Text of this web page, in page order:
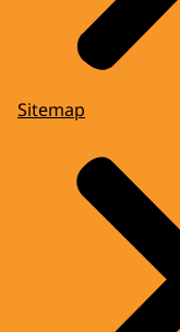
Sitemap